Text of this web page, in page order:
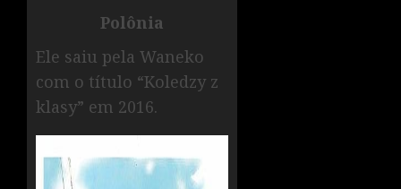
Polônia
Ele saiu pela Waneko
com o título “Koledzy z
klasy” em 2016.